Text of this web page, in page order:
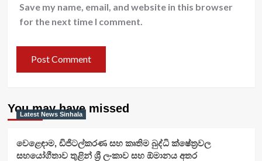
Save my name, email, and website in this browser
for the next time I comment.
You may have missed
Latest News Sinhala
වෙළෙඳාම, ඩිජිටල්කරණ සහ කෘතිම බුද්ධි ක්ෂේත්‍රවල
සහයෝගීතාව තුළින් ශ්‍රී ලංකාව සහ ඕමානය අතර